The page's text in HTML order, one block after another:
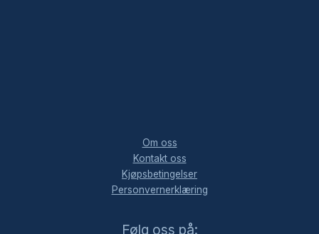
Om oss
Kontakt oss
Kjøpsbetingelser
Personvernerklæring
Følg oss på:
Facebook
Instagram
LinkedIn